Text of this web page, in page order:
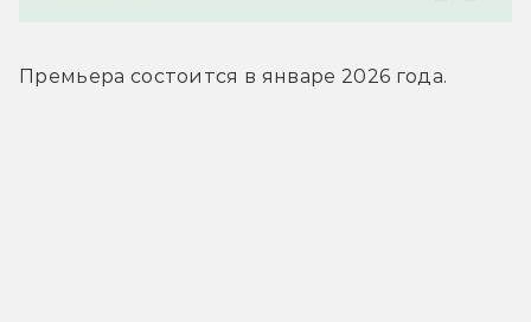
Премьера состоится в январе 2026 года.